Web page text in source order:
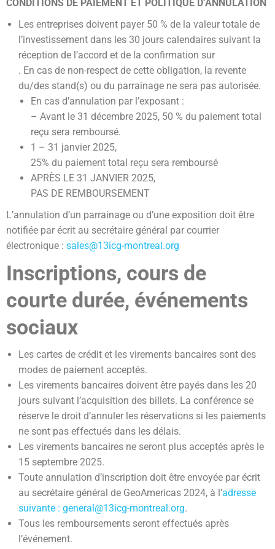
CONDITIONS DE PAIEMENT ET POLITIQUE D’ANNULATION
Les entreprises doivent payer 50 % de la valeur totale de
l’investissement dans les 30 jours calendaires suivant la
réception de l’accord et de la confirmation sur
. En cas de non-respect de cette obligation, la revente
du/des stand(s) ou du parrainage ne sera pas autorisée.
En cas d’annulation par l’exposant :
– Avant le 31 décembre 2025, 50 % du paiement total
reçu sera remboursé.
1 – 31 janvier 2025,
25% du paiement total reçu sera remboursé
APRÈS LE 31 JANVIER 2025,
PAS DE REMBOURSEMENT
L’annulation d’un parrainage ou d’une exposition doit être
notifiée par écrit au secrétaire général par courrier
électronique : sales@13icg-montreal.org
Inscriptions, cours de
courte durée, événements
sociaux
Les cartes de crédit et les virements bancaires sont des
modes de paiement acceptés.
Les virements bancaires doivent être payés dans les 20
jours suivant l’acquisition des billets. La conférence se
réserve le droit d’annuler les réservations si les paiements
ne sont pas effectués dans les délais.
Les virements bancaires ne seront plus acceptés après le
15 septembre 2025.
Toute annulation d’inscription doit être envoyée par écrit
au secrétaire général de GeoAmericas 2024, à l’adresse
suivante : general@13icg-montreal.org.
Tous les remboursements seront effectués après
l’événement.